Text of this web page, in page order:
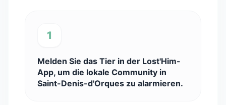
1
Melden Sie das Tier in der Lost'Him-
App, um die lokale Community in
Saint-Denis-d'Orques zu alarmieren.